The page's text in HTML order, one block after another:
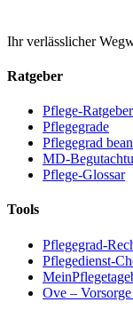
Ihr verlässlicher
Ratgeber
Pflege-Ratgeber
Pflegegrade
Pflegegrad
MD-
Pflege-Glossar
Tools
Pflegegrad-
Pflegedienst-
Ove –